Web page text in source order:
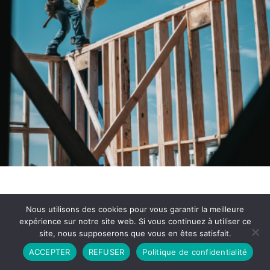
Partenariat Contact
Politique de Confidentialité
CGU
Copyright © 2026 - Propulsé par DIEUDUDIABLE
Nous utilisons des cookies pour vous garantir la meilleure
expérience sur notre site web. Si vous continuez à utiliser ce
site, nous supposerons que vous en êtes satisfait.
ACCEPTER
REFUSER Politique de confidentialité